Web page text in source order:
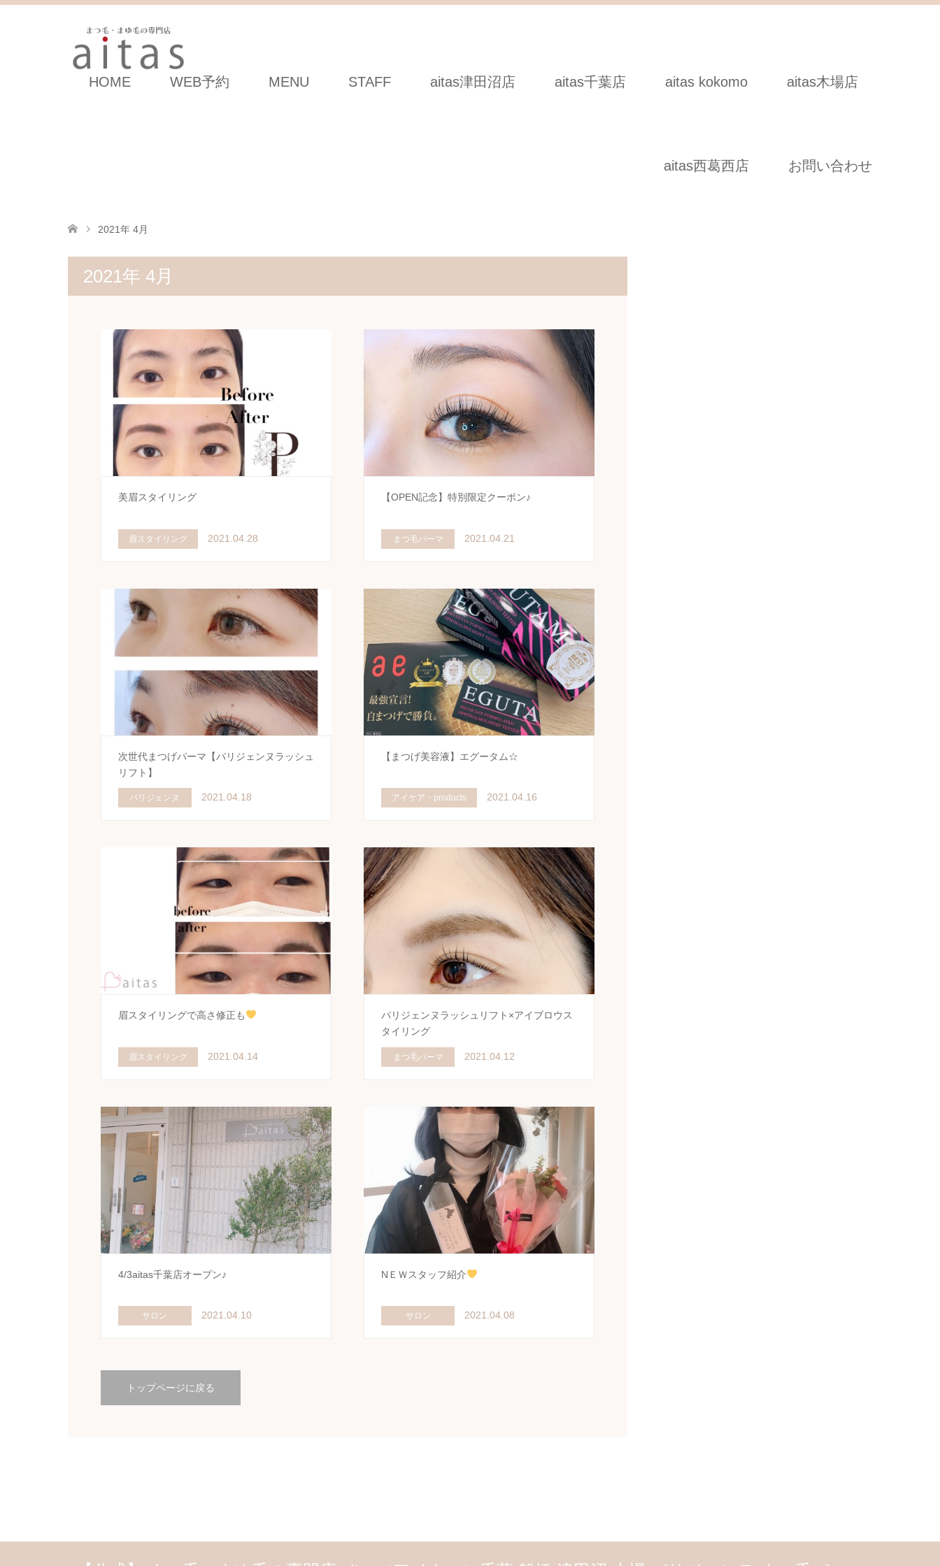
HOME WEB予約 MENU STAFF aitas津田沼店 aitas千葉店 aitas kokomo aitas木場店
aitas西葛西店 お問い合わせ
2021年 4月
2021年 4月
美眉スタイリング
眉スタイリング 2021.04.28
【OPEN記念】特別限定クーポン♪
まつ毛パーマ 2021.04.21
次世代まつげパーマ【パリジェンヌラッシュ
リフト】
パリジェンヌ 2021.04.18
【まつげ美容液】エグータム☆
アイケア・products 2021.04.16
眉スタイリングで高さ修正も
眉スタイリング 2021.04.14
パリジェンヌラッシュリフト×アイブロウス
タイリング
まつ毛パーマ 2021.04.12
4/3aitas千葉店オープン♪
サロン 2021.04.10
NＥＷスタッフ紹介
サロン 2021.04.08
トップページに戻る